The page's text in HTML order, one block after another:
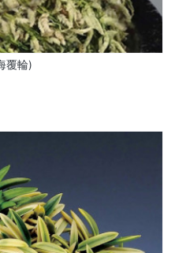
覆輪)